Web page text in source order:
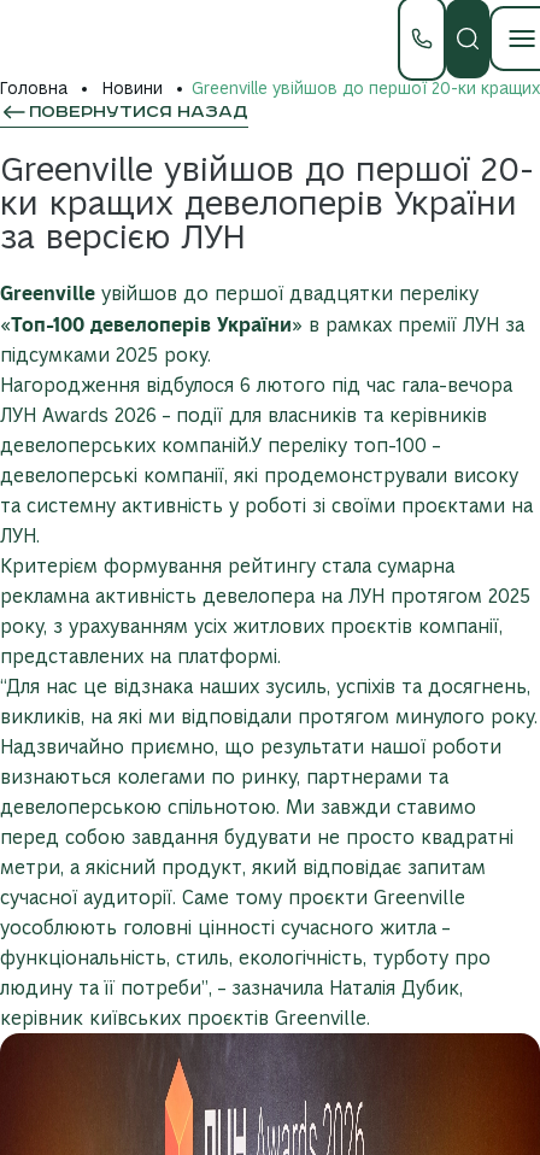
Головна Новини Greenville увійшов до першої 20-ки
ПОВЕРНУТИСЯ НАЗАД
Greenville увійшов до першої 20-
ки кращих девелоперів України
за версією ЛУН
Greenville увійшов до першої двадцятки переліку
«Топ-100 девелоперів України» в рамках премії ЛУН за
підсумками 2025 року.
Нагородження відбулося 6 лютого під час гала-вечора
ЛУН Awards 2026 – події для власників та керівників
девелоперських компаній.У переліку топ-100 –
девелоперські компанії, які продемонстрували високу
та системну активність у роботі зі своїми проєктами на
ЛУН.
Критерієм формування рейтингу стала сумарна
рекламна активність девелопера на ЛУН протягом 2025
року, з урахуванням усіх житлових проєктів компанії,
представлених на платформі.
“Для нас це відзнака наших зусиль, успіхів та досягнень,
викликів, на які ми відповідали протягом минулого року.
Надзвичайно приємно, що результати нашої роботи
визнаються колегами по ринку, партнерами та
девелоперською спільнотою. Ми завжди ставимо
перед собою завдання будувати не просто квадратні
метри, а якісний продукт, який відповідає запитам
сучасної аудиторії. Саме тому проєкти Greenville
уособлюють головні цінності сучасного житла –
функціональність, стиль, екологічність, турботу про
людину та її потреби”, – зазначила Наталія Дубик,
керівник київських проєктів Greenville.